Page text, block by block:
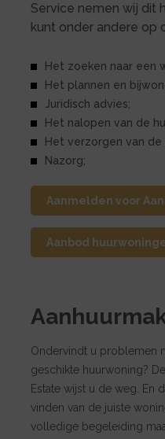
Service nemen wij dit
kunt onder andere op
Het zoeken naar een
Het plannen en
Juridisch advies;
Het nalopen van de
Het verzorgen van
Nazorg;
Aanmelden voor
Aanbod
Ondervindt u problemen
geschikte huurwoning?
Estate wijst u de weg. En
vinden van de juiste
volledige begeleiding